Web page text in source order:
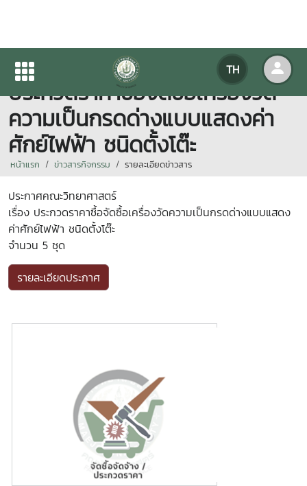
TH
ประกาศคณะวิทยาศาสตร์ เรื่อง
ประกวดราคาซื้อจัดซื้อเครื่องวัด
ความเป็นกรดด่างแบบแสดงค่า
ศักย์ไฟฟ้า ชนิดตั้งโต๊ะ
หน้าแรก ข่าวสารกิจกรรม รายละเอียดข่าวสาร
ประกาศคณะวิทยาศาสตร์
เรื่อง ประกวดราคาซื้อจัดซื้อเครื่องวัดความเป็นกรดด่างแบบแสดง
ค่าศักย์ไฟฟ้า ชนิดตั้งโต๊ะ
จำนวน 5 ชุด
รายละเอียดประกาศ